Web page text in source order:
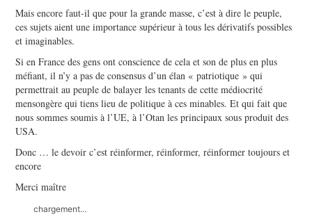
Mais encore faut-il que pour la grande masse, c’est à dire le peuple,
ces sujets aient une importance supérieur à tous les dérivatifs possibles
et imaginables.
Si en France des gens ont conscience de cela et son de plus en plus
méfiant, il n’y a pas de consensus d’un élan « patriotique » qui
permettrait au peuple de balayer les tenants de cette médiocrité
mensongère qui tiens lieu de politique à ces minables. Et qui fait que
nous sommes soumis à l’UE, à l’Otan les principaux sous produit des
USA.
Donc … le devoir c’est réinformer, réinformer, réinformer toujours et
encore
Merci maître
chargement…